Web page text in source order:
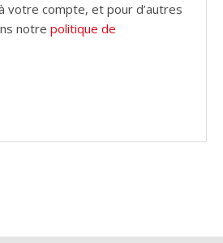
votre compte, et pour d’autres
notre politique de